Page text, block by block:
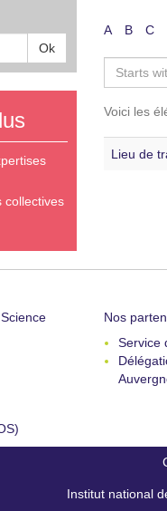
Ok
collectives
A B C
Voici les
Lieu de
Nos
Service
Institut national